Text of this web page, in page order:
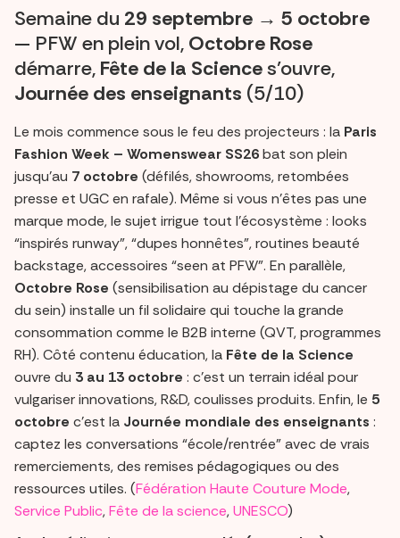
Semaine du 29 septembre → 5 octobre
— PFW en plein vol, Octobre Rose
démarre, Fête de la Sciences’ouvre,
Journée des enseignants (5/10)
Le mois commence sous le feu des projecteurs : la Paris
Fashion Week – Womenswear SS26bat son plein
jusqu’au 7 octobre (défilés, showrooms, retombées
presse et UGC en rafale). Même si vous n’êtes pas une
marque mode, le sujet irrigue tout l’écosystème : looks
“inspirés runway”, “dupes honnêtes”, routines beauté
backstage, accessoires “seen at PFW”. En parallèle,
Octobre Rose (sensibilisation au dépistage du cancer
du sein) installe un fil solidaire qui touche la grande
consommation comme le B2B interne (QVT, programmes
RH). Côté contenu éducation, la Fête de la Science
ouvre du 3 au 13 octobre : c’est un terrain idéal pour
vulgariser innovations, R&D, coulisses produits. Enfin, le 5
octobre c’est la Journée mondiale des enseignants :
captez les conversations “école/rentrée” avec de vrais
remerciements, des remises pédagogiques ou des
ressources utiles. (Fédération Haute Couture Mode,
Service Public,Fête de la science,UNESCO)